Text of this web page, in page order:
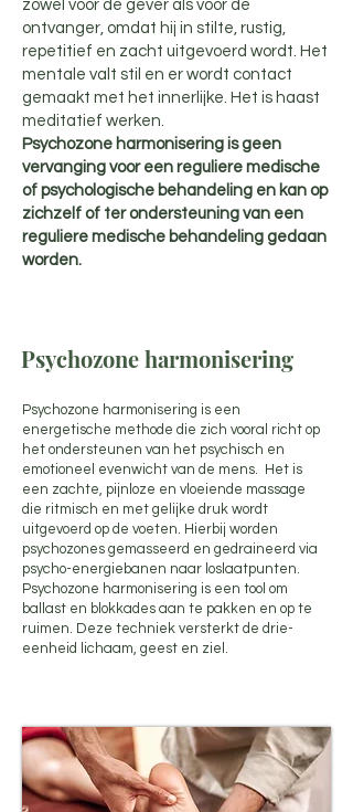
zowel voor de gever als voor de
ontvanger, omdat hij in stilte, rustig,
repetitief en zacht uitgevoerd wordt. Het
mentale valt stil en er wordt contact
gemaakt met het innerlijke. Het is haast
meditatief werken.
Psychozone harmonisering is geen
vervanging voor een reguliere medische
of psychologische behandeling en kan op
zichzelf of ter ondersteuning van een
reguliere medische behandeling gedaan
worden.
Psychozone harmonisering
Psychozone harmonisering is een
energetische methode die zich vooral richt op
het ondersteunen van het psychisch en
emotioneel evenwicht van de mens. Het is
een zachte, pijnloze en vloeiende massage
die ritmisch en met gelijke druk wordt
uitgevoerd op de voeten. Hierbij worden
psychozones gemasseerd en gedraineerd via
psycho-energiebanen naar loslaatpunten.
Psychozone harmonisering is een tool om
ballast en blokkades aan te pakken en op te
ruimen. Deze techniek versterkt de drie-
eenheid lichaam, geest en ziel.